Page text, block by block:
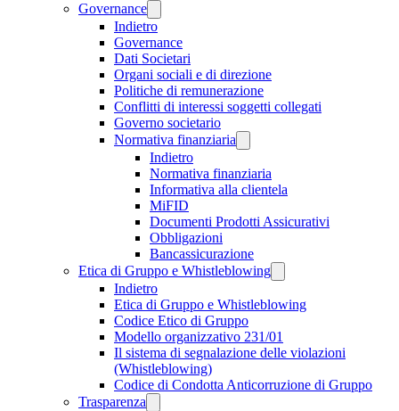
Governance
Indietro
Governance
Dati Societari
Organi sociali e di direzione
Politiche di remunerazione
Conflitti di interessi soggetti collegati
Governo societario
Normativa finanziaria
Indietro
Normativa finanziaria
Informativa alla clientela
MiFID
Documenti Prodotti Assicurativi
Obbligazioni
Bancassicurazione
Etica di Gruppo e Whistleblowing
Indietro
Etica di Gruppo e Whistleblowing
Codice Etico di Gruppo
Modello organizzativo 231/01
Il sistema di segnalazione delle violazioni
(Whistleblowing)
Codice di Condotta Anticorruzione di Gruppo
Trasparenza